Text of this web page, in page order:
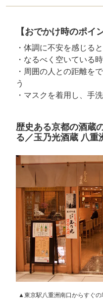
【おでかけ時のポイ
・体調に不安を感じる
・なるべく空いている
・周囲の人との距離を
う
・マスクを着用し、手
歴史ある京都の酒蔵
る／玉乃光酒蔵 八重
▲東京駅八重洲南口からすぐ